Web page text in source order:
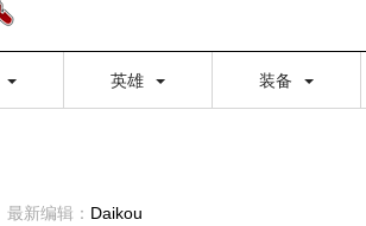
英雄 装备
最新编辑： Daikou